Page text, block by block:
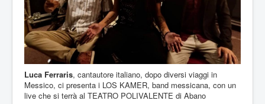
Luca Ferraris, cantautore italiano, dopo diversi viaggi in
Messico, ci presenta i LOS KAMER, band messicana, con un
live che si terrà al TEATRO POLIVALENTE di Abano